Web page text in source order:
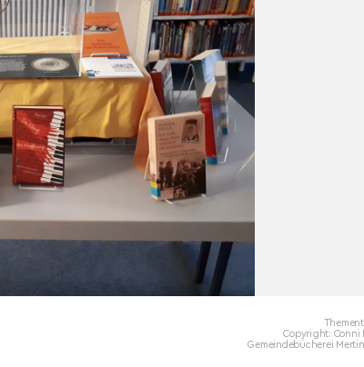
Copyright: Conni
Gemeindebücherei